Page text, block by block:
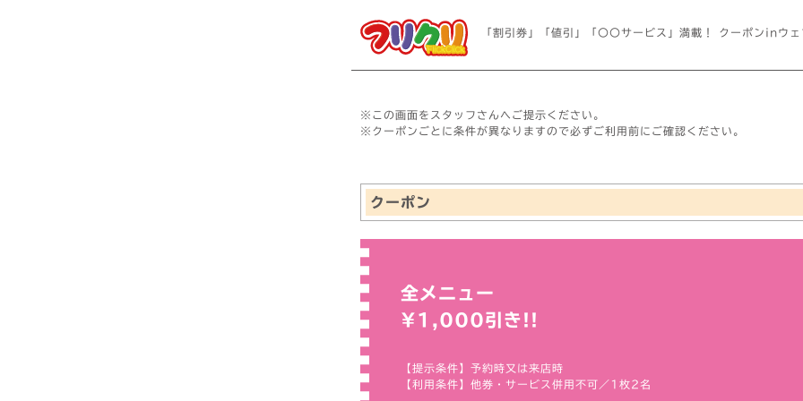
「割引券」「値引」「〇〇サービス」満載！ クーポンinウ
※この画面をスタッフさんへご提示ください。
※クーポンごとに条件が異なりますので必ずご利用前にご確認ください。
クーポン
全メニュー
¥1,000引き!!
【提示条件】予約時又は来店時
【利用条件】他券・サービス併用不可／1枚2名